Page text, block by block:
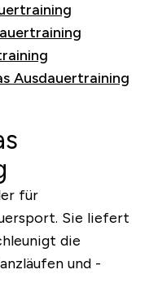
Ausdauertraining
für
Sie liefert
die
und -